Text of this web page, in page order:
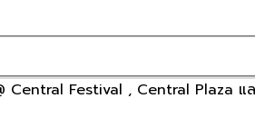
Central Festival , Central Plaza แ